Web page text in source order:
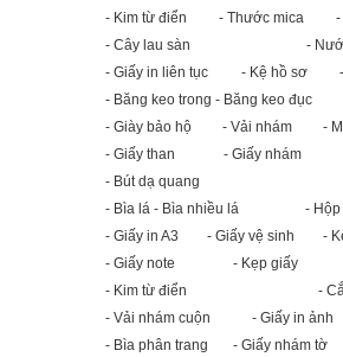
- Kim từ điển
- Thước mica
- Cây lau sàn
-
- Giấy in liên tục
- Kệ hồ sơ
- Băng keo trong - Băng keo đục
- Giày bảo hộ
- Vải nhám
-
- Giấy than
- Giấy nhám
- Bút dạ quang
- Bìa lá - Bìa nhiều lá
- Hộp
- Giấy in A3
- Giấy vệ sinh
-
- Giấy note
- Kẹp giấy
- Kim từ điển
-
- Vải nhám cuộn
- Giấy in ảnh
- Bìa phân trang
- Giấy nhám tờ